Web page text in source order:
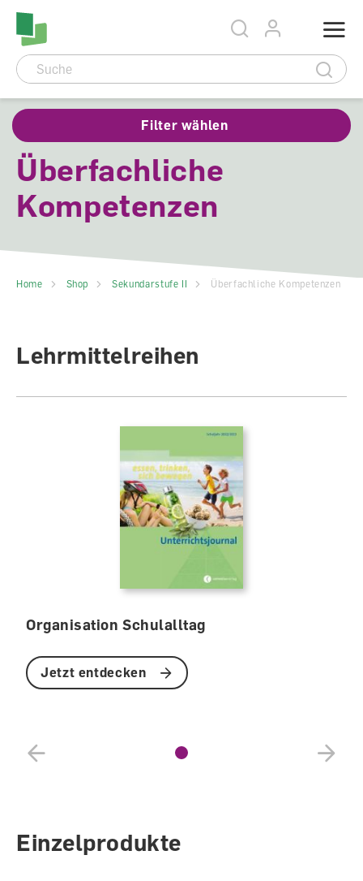
Accesskey Navigation
Seitenanfang
Direkt
Hauptnavigation
Direkt
zum
Hauptinhalt
Direkt
zum
Direkt
Suche
Überfachliche
Kompetenzen
Home Shop Sekundarstufe II Überfachliche Kompetenzen
Filter wählen
Lehrmittelreihen
Organisation Schulalltag
Jetzt entdecken
Einzelprodukte